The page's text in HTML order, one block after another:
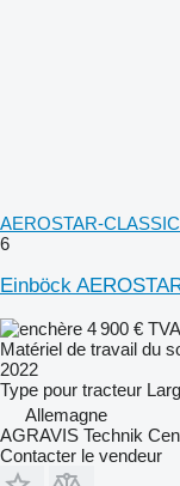
AEROSTAR-
6
Einböck
4 900 €
Matériel de travail du
2022
Type pour tracteur
Allemagne
AGRAVIS Technik
Contacter le vendeur